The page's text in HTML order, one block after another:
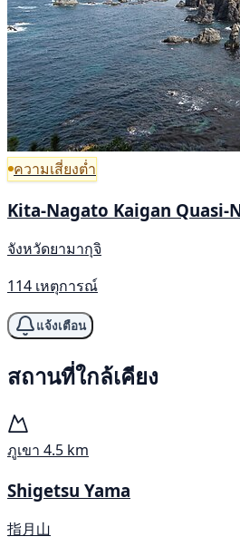
ความเสี่ยงต่ำ
Kita-Nagato Kaigan Quasi-
จังหวัดยามากุจิ
114 เหตุการณ์
แจ้งเตือน
สถานที่ใกล้เคียง
ภูเขา 4.5 km
Shigetsu Yama
指月山